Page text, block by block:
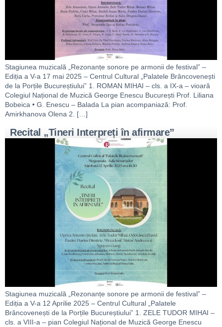
Stagiunea muzicală „Rezonanțe sonore pe armonii de festival” –
Ediția a V-a 17 mai 2025 – Centrul Cultural „Palatele Brâncovenești
de la Porțile Bucureștiului” 1. ROMAN MIHAI – cls. a IX-a – vioară
Colegiul Național de Muzică George Enescu București Prof. Liliana
Bobeica • G. Enescu – Balada La pian acompaniază: Prof.
Amirkhanova Olena 2. […]
Recital „Tineri Interpreți în afirmare”
Stagiunea muzicală „Rezonanțe sonore pe armonii de festival” –
Ediția a V-a 12 Aprilie 2025 – Centrul Cultural „Palatele
Brâncovenești de la Porțile Bucureștiului” 1. ZELE TUDOR MIHAI –
cls. a VIII-a – pian Colegiul Național de Muzică George Enescu